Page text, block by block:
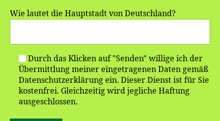
Wie lautet die Hauptstadt von Deutschland?
Durch das Klicken auf "Senden" willige ich der
Übermittlung meiner eingetragenen Daten gemäß
Datenschutzerklärung ein. Dieser Dienst ist für Sie
kostenfrei. Gleichzeitig wird jegliche Haftung
ausgeschlossen.